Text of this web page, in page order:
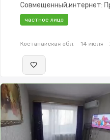
Совмещенный,интернет:
частное лицо
Костанайская обл. 14 июля